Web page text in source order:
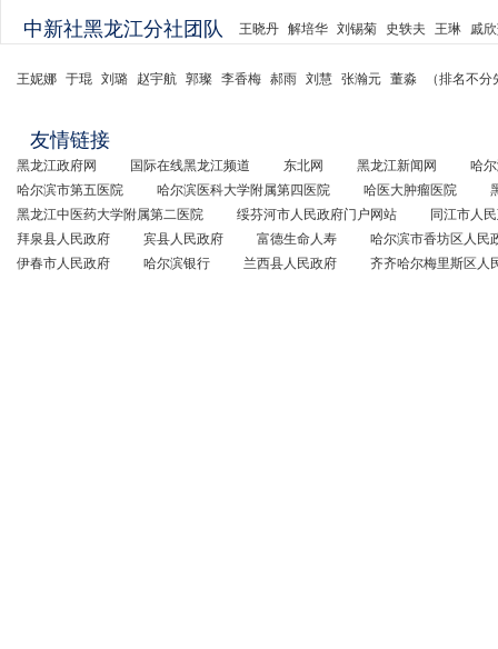
中新社黑龙江分社团队 王晓丹 解培华 刘锡菊 史轶夫 王琳 戚
王妮娜 于琨 刘璐 赵宇航 郭璨 李香梅 郝雨 刘慧 张瀚元 董淼 （排名不
友情链接
黑龙江政府网 国际在线黑龙江频道 东北网 黑龙江新闻网
哈
哈尔滨市第五医院
哈尔滨医科大学附属第四医院 哈医大肿瘤医院
黑龙江中医药大学附属第二医院
绥芬河市人民政府门户网站
同江市人
拜泉县人民政府
宾县人民政府 富德生命人寿
哈尔滨市香坊区人民
伊春市人民政府
哈尔滨银行 兰西县人民政府 齐齐哈尔梅里斯区人